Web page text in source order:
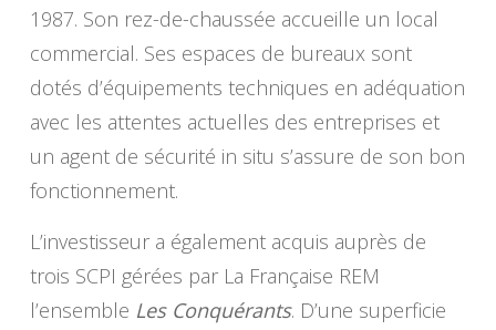
1987. Son rez-de-chaussée accueille un local
commercial. Ses espaces de bureaux sont
dotés d’équipements techniques en adéquation
avec les attentes actuelles des entreprises et
un agent de sécurité in situ s’assure de son bon
fonctionnement.
L’investisseur a également acquis auprès de
trois SCPI gérées par La Française REM
l’ensemble Les Conquérants. D’une superficie